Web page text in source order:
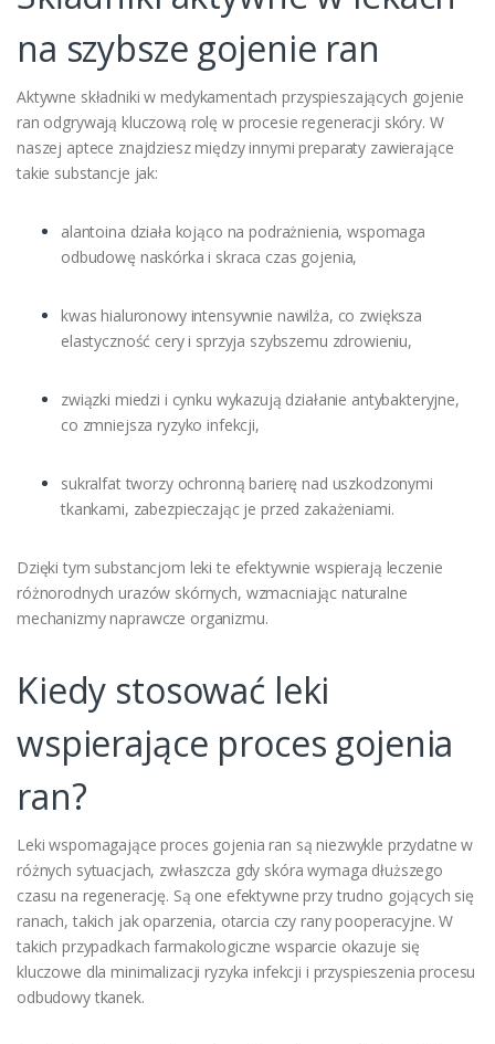
na szybsze gojenie ran
Aktywne składniki w medykamentach przyspieszających gojenie
ran odgrywają kluczową rolę w procesie regeneracji skóry. W
naszej aptece znajdziesz między innymi preparaty zawierające
takie substancje jak:
alantoina działa kojąco na podrażnienia, wspomaga
odbudowę naskórka i skraca czas gojenia,
kwas hialuronowy intensywnie nawilża, co zwiększa
elastyczność cery i sprzyja szybszemu zdrowieniu,
związki miedzi i cynku wykazują działanie antybakteryjne,
co zmniejsza ryzyko infekcji,
sukralfat tworzy ochronną barierę nad uszkodzonymi
tkankami, zabezpieczając je przed zakażeniami.
Dzięki tym substancjom leki te efektywnie wspierają leczenie
różnorodnych urazów skórnych, wzmacniając naturalne
mechanizmy naprawcze organizmu.
Kiedy stosować leki
wspierające proces gojenia
ran?
Leki wspomagające proces gojenia ran są niezwykle przydatne w
różnych sytuacjach, zwłaszcza gdy skóra wymaga dłuższego
czasu na regenerację. Są one efektywne przy trudno gojących się
ranach, takich jak oparzenia, otarcia czy rany pooperacyjne. W
takich przypadkach farmakologiczne wsparcie okazuje się
kluczowe dla minimalizacji ryzyka infekcji i przyspieszenia procesu
odbudowy tkanek.